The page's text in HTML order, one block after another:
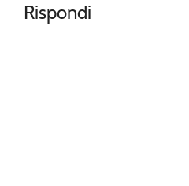
Rispondi